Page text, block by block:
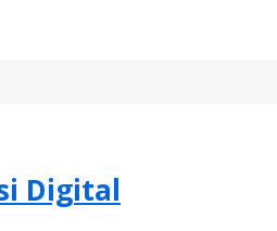
Digital